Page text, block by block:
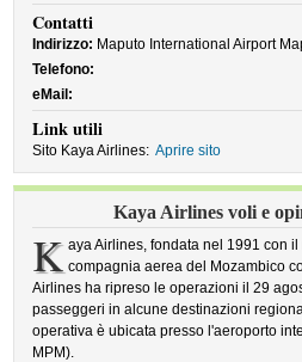
Contatti
Indirizzo: Maputo International Airport
Telefono:
eMail:
Link utili
Sito Kaya Airlines: Aprire sito
Kaya Airlines voli e
K aya Airlines, fondata nel 1991 con
compagnia aerea del Mozambico
Airlines ha ripreso le operazioni il 29
passeggeri in alcune destinazioni
operativa è ubicata presso l'aeroporto
MPM).